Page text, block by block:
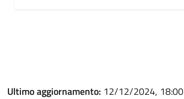
Ultimo aggiornamento: 12/12/2024, 18:00